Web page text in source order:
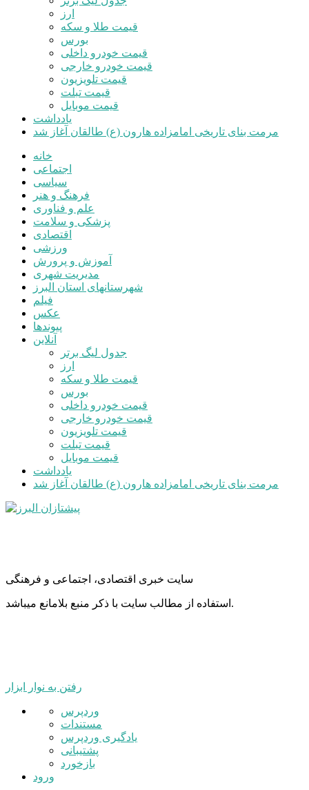
ارز
قیمت طلا و سکه
بورس
قیمت خودرو داخلی
قیمت خودرو خارجی
قیمت تلویزیون
قیمت تبلت
قیمت موبایل
یادداشت
مرمت بنای تاریخی امامزاده هارون (ع) طالقان آغاز شد
خانه
اجتماعی
سیاسی
فرهنگ و هنر
علم و فناوری
پزشکی و سلامت
اقتصادی
ورزشی
آموزش و پرورش
مدیریت شهری
شهرستانهای استان البرز
فیلم
عکس
پیوندها
آنلاین
جدول لیگ برتر
ارز
قیمت طلا و سکه
بورس
قیمت خودرو داخلی
قیمت خودرو خارجی
قیمت تلویزیون
قیمت تبلت
قیمت موبایل
یادداشت
مرمت بنای تاریخی امامزاده هارون (ع) طالقان آغاز شد
سایت خبری اقتصادی، اجتماعی و فرهنگی
استفاده از مطالب سایت با ذکر منبع بلامانع میباشد.
رفتن به نوار ابزار
درباره
وردپرس
وردپرس
مستندات
یادگیری وردپرس
پشتیبانی
بازخورد
ورود